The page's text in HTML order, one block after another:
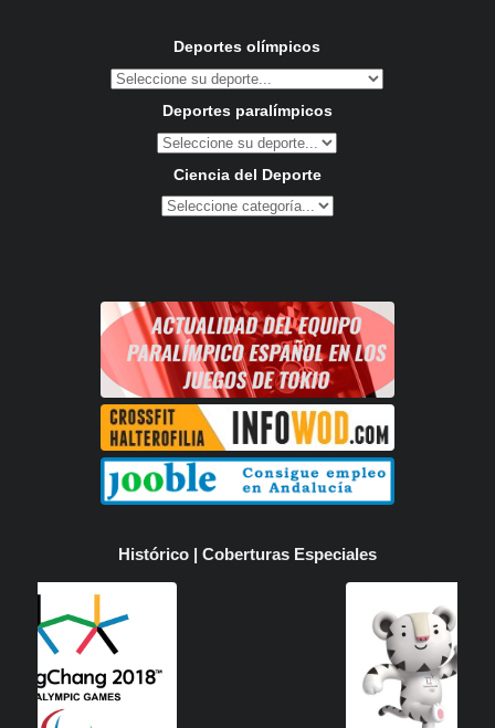
Deportes olímpicos
Deportes paralímpicos
Ciencia del Deporte
Histórico | Coberturas Especiales